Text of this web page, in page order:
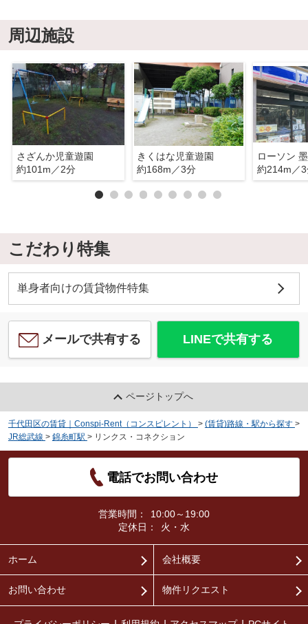
周辺施設
さざんか児童遊園
約101m／2分
きくはな児童遊園
約168m／3分
約214m／
こだわり特集
単身者向けの賃貸物件特集
メールで共有する LINEで共有する
ページトップへ
千代田区の賃貸｜Conspi-Rent（コンスピレント） > (賃貸)路線・駅から探す >
JR総武線 > 錦糸町駅 > リンクス・コネクション
電話でお問い合わせ
営業時間：
10:00～19:00
定休日：
火・水
ホーム 会社概要
お問い合わせ 物件リクエスト